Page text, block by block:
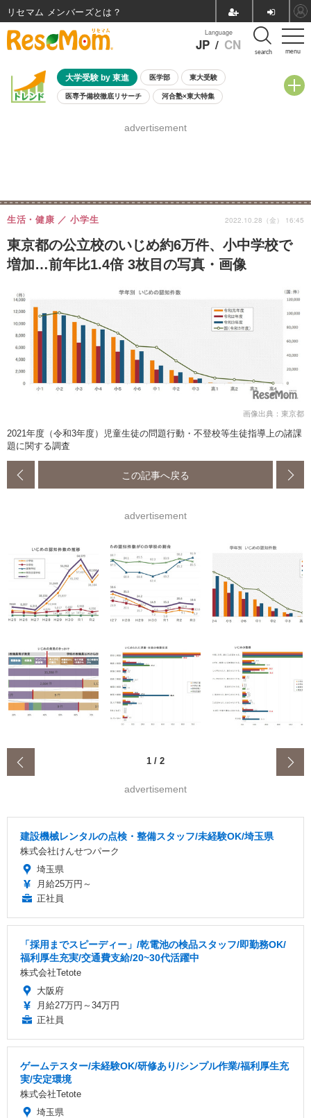
menu
Language
JP / CN search
大学受験 by 東進 医学部 東大受験
医専予備校徹底リサーチ 河合塾×東大特集
8月開催学校説明会・相談会
advertisement
東京都の公立校のいじめ約6万件、小中学校で
増加…前年比1.4倍 3枚目の写真・画像
生活・健康 小学生 2022.10.28（金） 16:45
画像出典：東京都
2021年度（令和3年度）児童生徒の問題行動・不登校等生徒指導上の諸課
題に関する調査
この記事へ戻る
advertisement
1 / 2
advertisement
建設機械レンタルの点検・整備スタッフ/未経験OK/埼玉県
株式会社けんせつパーク
埼玉県
月給25万円～
正社員
「採用までスピーディー」/乾電池の検品スタッフ/即勤務OK/
福利厚生充実/交通費支給/20~30代活躍中
株式会社Tetote
大阪府
月給27万円～34万円
正社員
ゲームテスター/未経験OK/研修あり/シンプル作業/福利厚生充
実/安定環境
株式会社Tetote
埼玉県
リセマム メンバーズ